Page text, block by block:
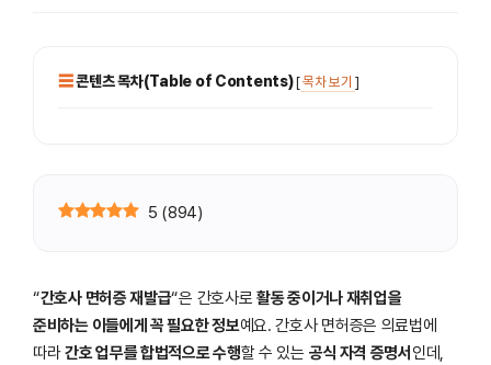
콘텐츠 목차(Table of Contents)[목차 보기 ]
5 (894)
“간호사 면허증 재발급“은 간호사로활동 중이거나 재취업을
준비하는 이들에게 꼭 필요한 정보예요. 간호사 면허증은 의료법에
따라간호 업무를 합법적으로 수행할 수 있는 공식 자격 증명서 인데,